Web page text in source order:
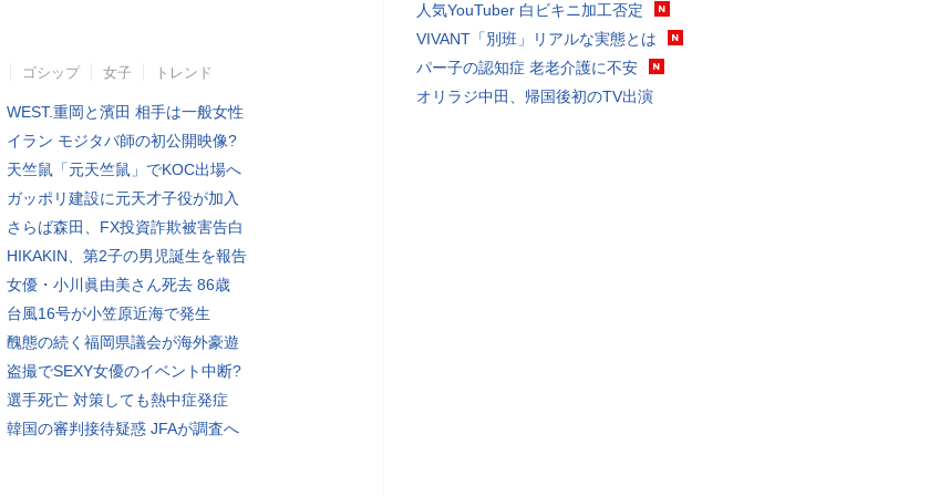
ゴシップ 女子 トレンド
WEST.重岡と濱田 相手は一般女性
イラン モジタバ師の初公開映像?
天竺鼠「元天竺鼠」でKOC出場へ
ガッポリ建設に元天才子役が加入
さらば森田、FX投資詐欺被害告白
HIKAKIN、第2子の男児誕生を報告
女優・小川眞由美さん死去 86歳
台風16号が小笠原近海で発生
醜態の続く福岡県議会が海外豪遊
盗撮でSEXY女優のイベント中断?
選手死亡 対策しても熱中症発症
韓国の審判接待疑惑 JFAが調査へ
人気YouTuber 白ビキニ加工否定
VIVANT「別班」リアルな実態とは
パー子の認知症 老老介護に不安
オリラジ中田、帰国後初のTV出演